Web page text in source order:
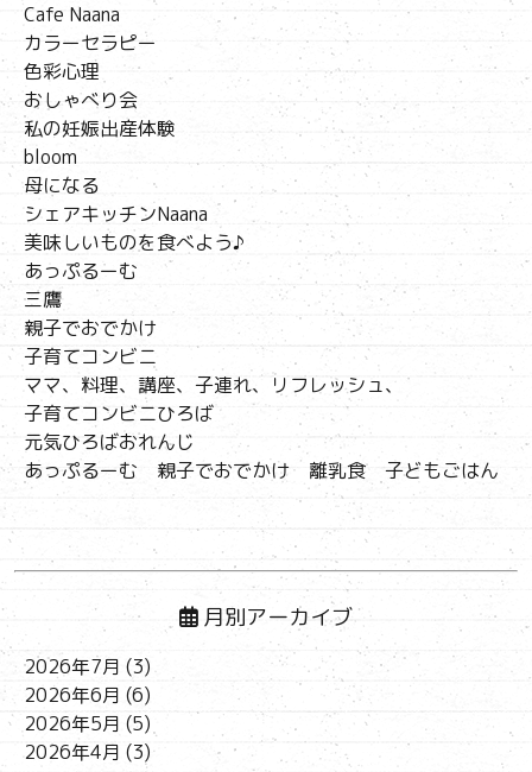
Cafe Naana
カラーセラピー
色彩心理
おしゃべり会
私の妊娠出産体験
bloom
母になる
シェアキッチンNaana
美味しいものを食べよう♪
あっぷるーむ
三鷹
親子でおでかけ
子育てコンビニ
ママ、料理、講座、子連れ、リフレッシュ、
子育てコンビニひろば
元気ひろばおれんじ
あっぷるーむ 親子でおでかけ 離乳食 子どもごはん
月別アーカイブ
2026年7月 (3)
2026年6月 (6)
2026年5月 (5)
2026年4月 (3)